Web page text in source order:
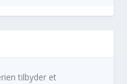
tilbyder et